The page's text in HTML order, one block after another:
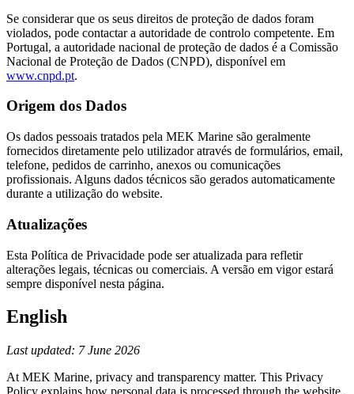
Se considerar que os seus direitos de proteção de dados foram
violados, pode contactar a autoridade de controlo competente. Em
Portugal, a autoridade nacional de proteção de dados é a Comissão
Nacional de Proteção de Dados (CNPD), disponível em
www.cnpd.pt.
Origem dos Dados
Os dados pessoais tratados pela MEK Marine são geralmente
fornecidos diretamente pelo utilizador através de formulários, email,
telefone, pedidos de carrinho, anexos ou comunicações
profissionais. Alguns dados técnicos são gerados automaticamente
durante a utilização do website.
Atualizações
Esta Política de Privacidade pode ser atualizada para refletir
alterações legais, técnicas ou comerciais. A versão em vigor estará
sempre disponível nesta página.
English
Last updated: 7 June 2026
At MEK Marine, privacy and transparency matter. This Privacy